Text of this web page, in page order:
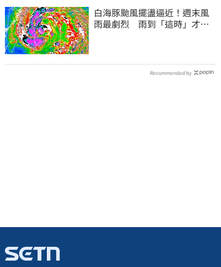
白海豚颱風擺盪逼近！週末風
雨最劇烈 雨到「這時」才趨
Recommended by